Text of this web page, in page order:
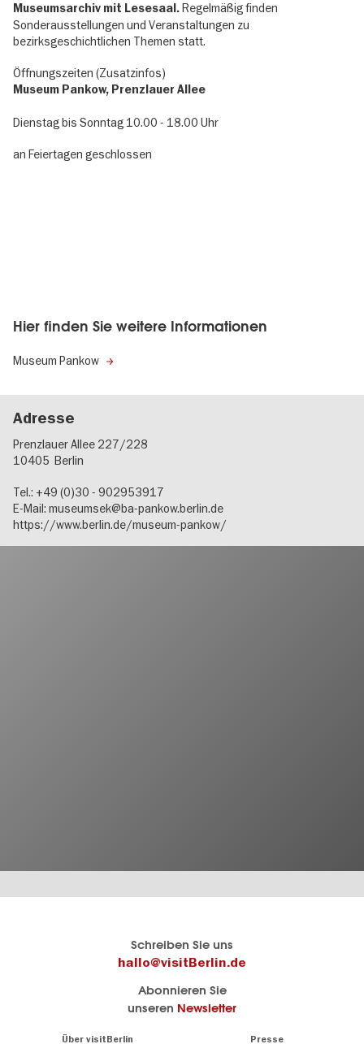
Museumsarchiv mit Lesesaal.Regelmäßig finden
Sonderausstellungen und Veranstaltungen zu
bezirksgeschichtlichen Themen statt.
Öffnungszeiten (Zusatzinfos)
Museum Pankow, Prenzlauer Allee
Dienstag bis Sonntag 10.00 - 18.00 Uhr
an Feiertagen geschlossen
Hier finden Sie weitere Informationen
Museum Pankow
Adresse
Prenzlauer Allee 227/228
10405 Berlin
Tel.: +49 (0)30 - 902953917
E-Mail: museumsek@ba-pankow.berlin.de
https://www.berlin.de/museum-pankow/
Schreiben Sie uns
hallo@visitBerlin.de
Abonnieren Sie
unseren Newsletter
Über visitBerlin Presse
sind